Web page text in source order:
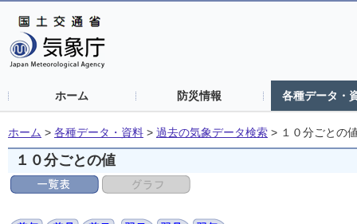
ホーム 防災情報 各種データ・
ホーム > 各種データ・資料 > 過去の気象データ検索 > １０分ごとの
１０分ごとの値